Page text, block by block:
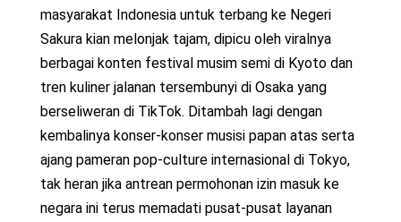
masyarakat Indonesia untuk terbang ke Negeri
Sakura kian melonjak tajam, dipicu oleh viralnya
berbagai konten festival musim semi di Kyoto dan
tren kuliner jalanan tersembunyi di Osaka yang
berseliweran di TikTok. Ditambah lagi dengan
kembalinya konser-konser musisi papan atas serta
ajang pameran pop-culture internasional di Tokyo,
tak heran jika antrean permohonan izin masuk ke
negara ini terus memadati pusat-pusat layanan